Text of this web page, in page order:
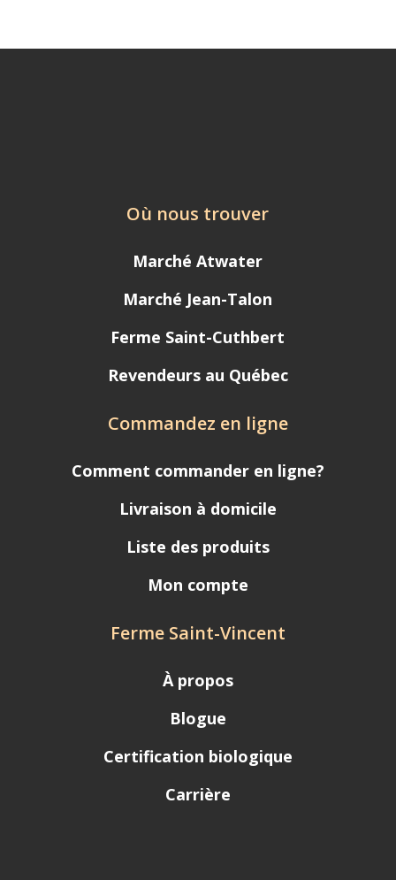
Où nous trouver
Marché Atwater
Marché Jean-Talon
Ferme Saint-Cuthbert
Revendeurs au Québec
Commandez en ligne
Comment commander en ligne?
Livraison à domicile
Liste des produits
Mon compte
Ferme Saint-Vincent
À propos
Blogue
Certification biologique
Carrière